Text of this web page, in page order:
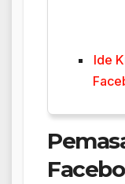
Ide